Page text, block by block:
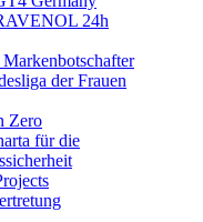
24h
der Frauen
Zero
für die